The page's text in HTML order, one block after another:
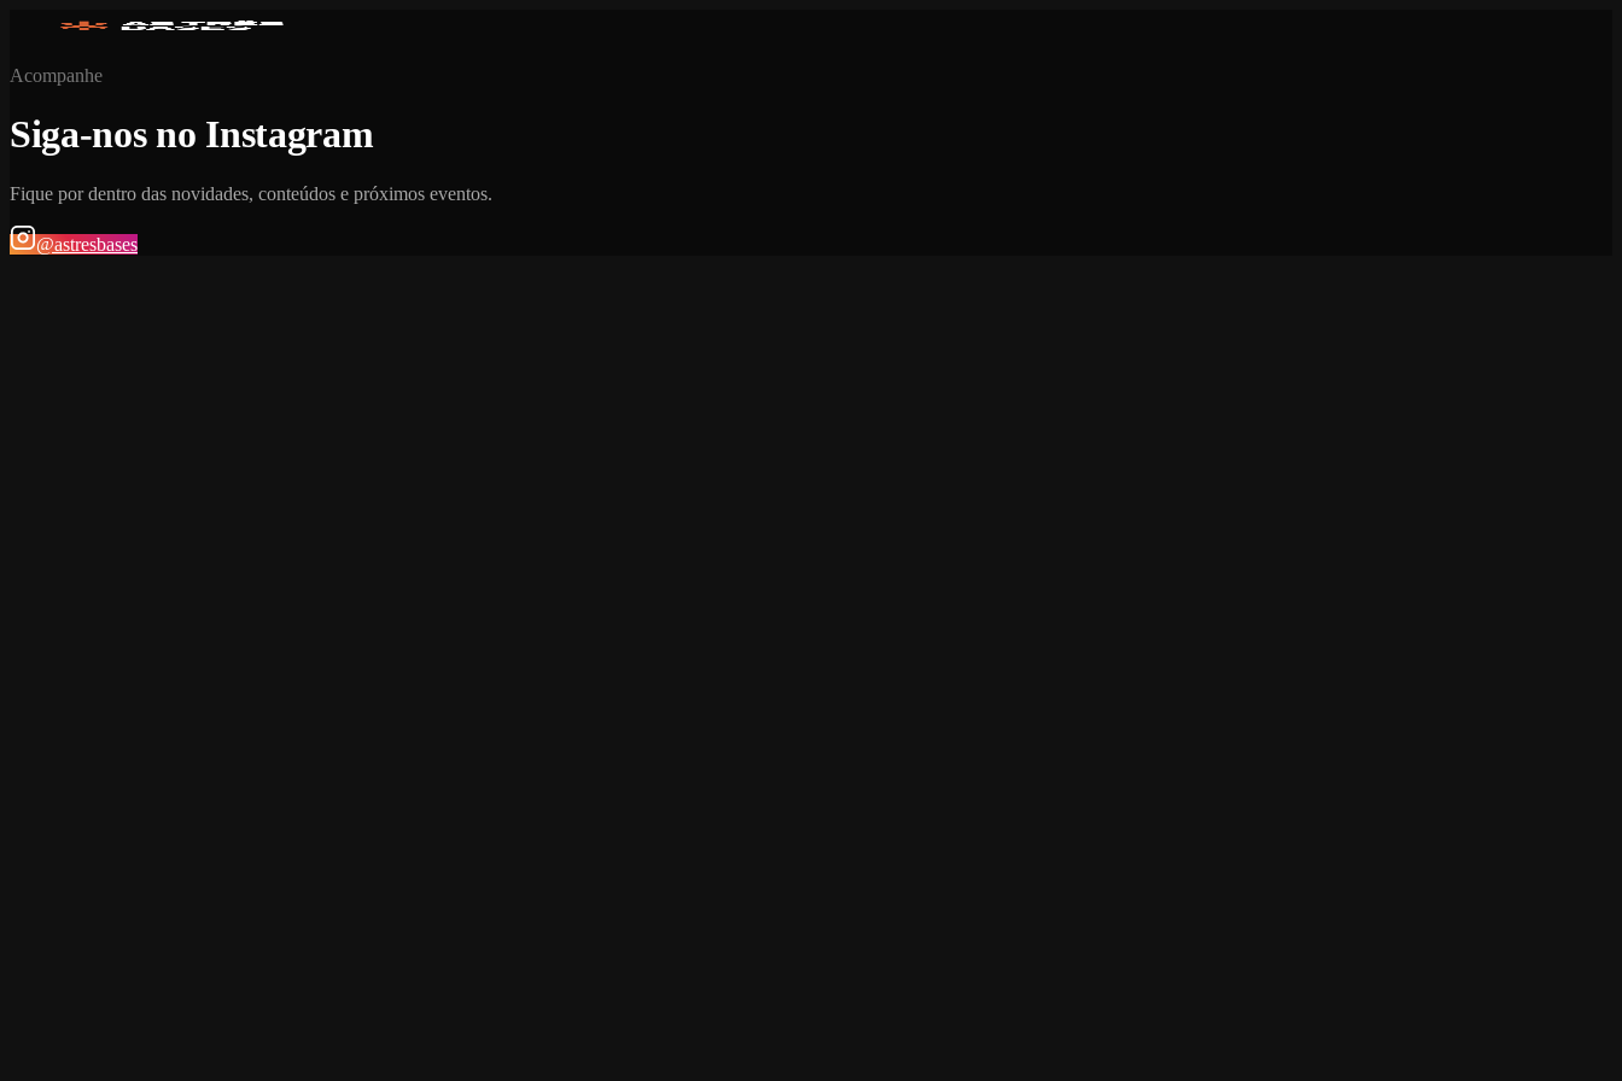
Acompanhe
Siga-nos no Instagram
Fique por dentro das novidades, conteúdos e próximos eventos.
@astresbases